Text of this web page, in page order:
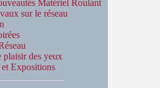
Matériel Roulant
sur le réseau
plaisir des yeux
et Expositions